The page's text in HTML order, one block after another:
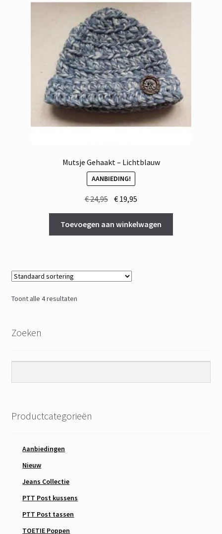
Mutsje Gehaakt – Lichtblauw
AANBIEDING!
€24,95 Oorspronkelijke
prijs
was:
€ 24,95.
€ 19,95
prijs
is:
€ 19,95.
Toevoegen aan winkelwagen
Toont alle 4 resultaten
Zoeken
Productcategorieën
Aanbiedingen
Nieuw
Jeans Collectie
PTT Post kussens
PTT Post tassen
TOETIE Poppen